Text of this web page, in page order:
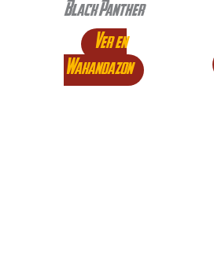
Black Panther
Ver en
Wakandazon